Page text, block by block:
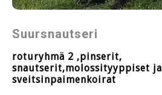
Suursnautseri
roturyhmä 2 ,pinserit,
snautserit,molossityyppiset ja
sveitsinpaimenkoirat